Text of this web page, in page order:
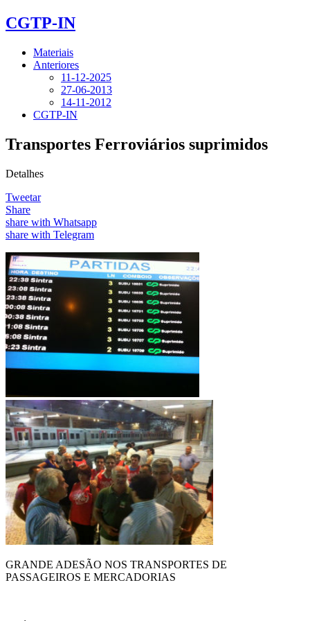
CGTP-IN
Materiais
Anteriores
11-12-2025
27-06-2013
14-11-2012
CGTP-IN
Transportes Ferroviários suprimidos
Detalhes
Tweetar
Share
share with Whatsapp
share with Telegram
GRANDE ADESÃO NOS TRANSPORTES DE
PASSAGEIROS E MERCADORIAS